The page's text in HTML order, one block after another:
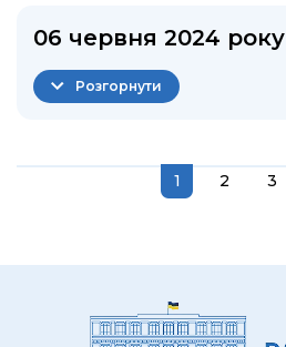
06 червня 2024 року
Розгорнути
1 2 3